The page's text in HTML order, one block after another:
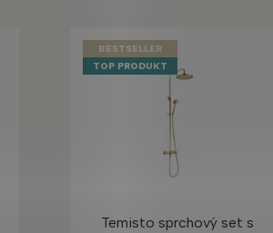
BESTSELLER
TOP PRODUKT
Temisto sprchový set s